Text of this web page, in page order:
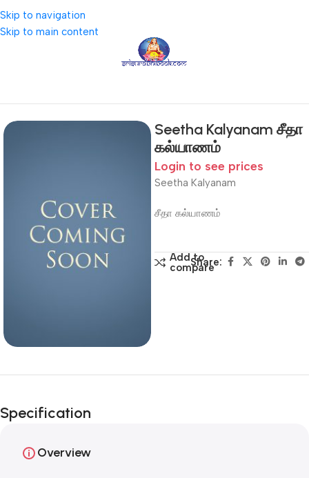
Skip to navigation
Skip to main content
Seetha Kalyanam சீதா
கல்யாணம்
Login to see prices
Seetha Kalyanam
சீதா கல்யாணம்
Add to
compare
Share:
Specification
Overview